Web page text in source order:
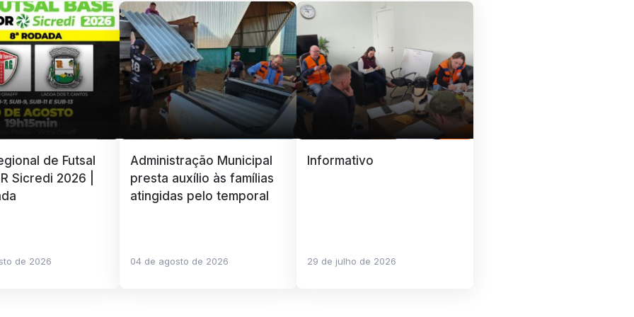
de Futsal
Sicredi 2026 |
de 2026
Administração Municipal
presta auxílio às famílias
atingidas pelo temporal
04 de agosto de 2026
Informativo
29 de julho de 2026